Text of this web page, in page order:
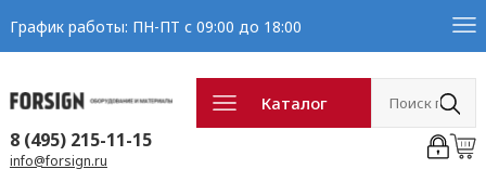
График работы: ПН-ПТ с 09:00 до 18:00
Каталог
8 (495) 215-11-15
info@forsign.ru